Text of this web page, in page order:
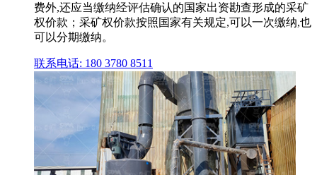
费外,还应当缴纳经评估确认的国家出资勘查形成的采矿
权价款；采矿权价款按照国家有关规定,可以一次缴纳,也
可以分期缴纳。
联系电话: 180 3780 8511